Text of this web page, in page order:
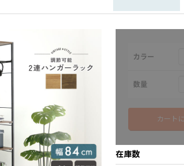
カラー
数量
カート
在庫数